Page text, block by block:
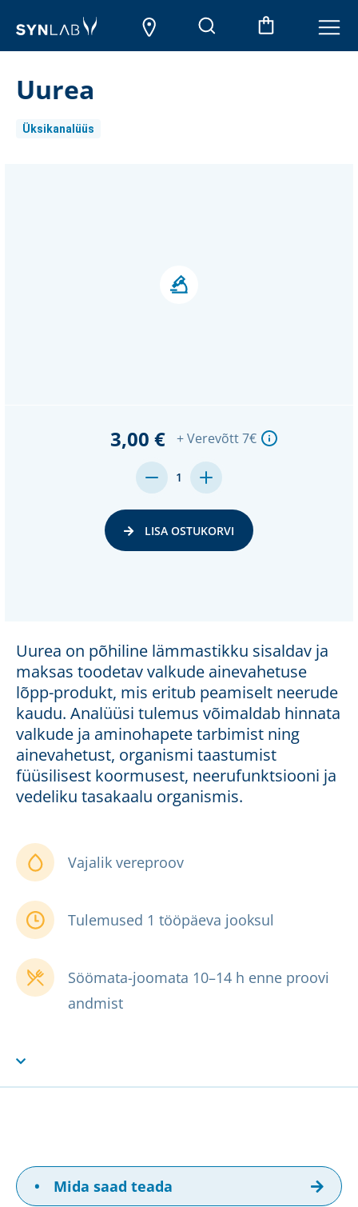
Uurea
Üksikanalüüs
Uurea on põhiline lämmastikku sisaldav ja
maksas toodetav valkude ainevahetuse
lõpp-produkt, mis eritub peamiselt neerude
kaudu. Analüüsi tulemus võimaldab hinnata
valkude ja aminohapete tarbimist ning
ainevahetust, organismi taastumist
füüsilisest koormusest, neerufunktsiooni ja
vedeliku tasakaalu organismis.
Vajalik vereproov
Tulemused 1 tööpäeva jooksul
Söömata-joomata 10–14 h enne proovi
andmist
3,00 € + Verevõtt 7€
MENGE
VON
UNDEFINED
1
MENGE
VON
UNDEFINED
LISA OSTUKORVI
• Mida saad teada